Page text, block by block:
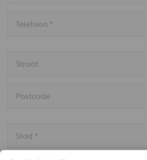
Telefoon *
Straat
Postcode
Stad *